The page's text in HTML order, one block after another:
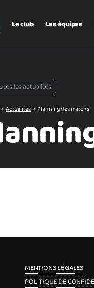
Le club Les équipes
les actualités
> Actualités > Planning des matchs
MENTIONS LÉGALES
POLITIQUE DE